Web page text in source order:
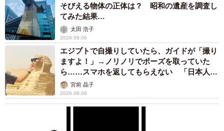
そびえる物体の正体は？ 昭和の遺産を調査し
てみた結果…
太田 浩子
2026.08.06
エジプトで自撮りしていたら、ガイドが「撮り
ますよ！」→ノリノリでポーズを取っていた
ら……スマホを返してもらえない 「日本人は
カモ代表かも」「私は6時間で3万円払った」
宮前 晶子
2026.08.06